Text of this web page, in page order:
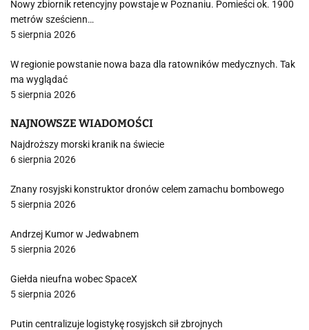
Nowy zbiornik retencyjny powstaje w Poznaniu. Pomieści ok. 1900
metrów sześcienn…
5 sierpnia 2026
W regionie powstanie nowa baza dla ratowników medycznych. Tak
ma wyglądać
5 sierpnia 2026
NAJNOWSZE WIADOMOŚCI
Najdroższy morski kranik na świecie
6 sierpnia 2026
Znany rosyjski konstruktor dronów celem zamachu bombowego
5 sierpnia 2026
Andrzej Kumor w Jedwabnem
5 sierpnia 2026
Giełda nieufna wobec SpaceX
5 sierpnia 2026
Putin centralizuje logistykę rosyjskch sił zbrojnych